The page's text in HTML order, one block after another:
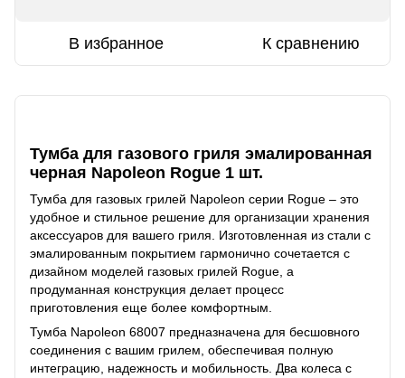
В избранное К сравнению
Тумба для газового гриля эмалированная
черная Napoleon Rogue 1 шт.
Тумба для газовых грилей Napoleon серии Rogue – это
удобное и стильное решение для организации хранения
аксессуаров для вашего гриля. Изготовленная из стали с
эмалированным покрытием гармонично сочетается с
дизайном моделей газовых грилей Rogue, а
продуманная конструкция делает процесс
приготовления еще более комфортным.
Тумба Napoleon 68007 предназначена для бесшовного
соединения с вашим грилем, обеспечивая полную
интеграцию, надежность и мобильность. Два колеса с